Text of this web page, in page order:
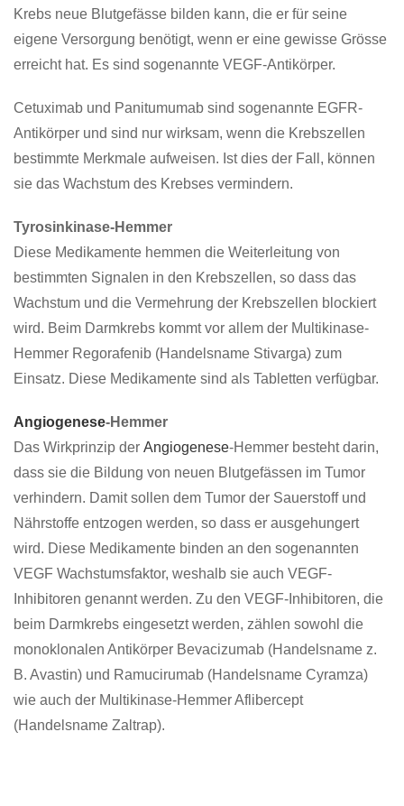
Krebs neue Blutgefässe bilden kann, die er für seine
eigene Versorgung benötigt, wenn er eine gewisse Grösse
erreicht hat. Es sind sogenannte VEGF-Antikörper.
Cetuximab und Panitumumab sind sogenannte EGFR-
Antikörper und sind nur wirksam, wenn die Krebszellen
bestimmte Merkmale aufweisen. Ist dies der Fall, können
sie das Wachstum des Krebses vermindern.
Tyrosinkinase-Hemmer
Diese Medikamente hemmen die Weiterleitung von
bestimmten Signalen in den Krebszellen, so dass das
Wachstum und die Vermehrung der Krebszellen blockiert
wird. Beim Darmkrebs kommt vor allem der Multikinase-
Hemmer Regorafenib (Handelsname Stivarga) zum
Einsatz. Diese Medikamente sind als Tabletten verfügbar.
Angiogenese-Hemmer
Das Wirkprinzip der Angiogenese-Hemmer besteht darin,
dass sie die Bildung von neuen Blutgefässen im Tumor
verhindern. Damit sollen dem Tumor der Sauerstoff und
Nährstoffe entzogen werden, so dass er ausgehungert
wird. Diese Medikamente binden an den sogenannten
VEGF Wachstumsfaktor, weshalb sie auch VEGF-
Inhibitoren genannt werden. Zu den VEGF-Inhibitoren, die
beim Darmkrebs eingesetzt werden, zählen sowohl die
monoklonalen Antikörper Bevacizumab (Handelsname z.
B. Avastin) und Ramucirumab (Handelsname Cyramza)
wie auch der Multikinase-Hemmer Aflibercept
(Handelsname Zaltrap).